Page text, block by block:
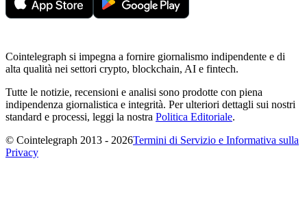
Cointelegraph si impegna a fornire giornalismo indipendente e di
alta qualità nei settori crypto, blockchain, AI e fintech.
Tutte le notizie, recensioni e analisi sono prodotte con piena
indipendenza giornalistica e integrità. Per ulteriori dettagli sui nostri
standard e processi, leggi la nostra Politica Editoriale.
© Cointelegraph 2013 - 2026Termini di Servizio e Informativa sulla
Privacy